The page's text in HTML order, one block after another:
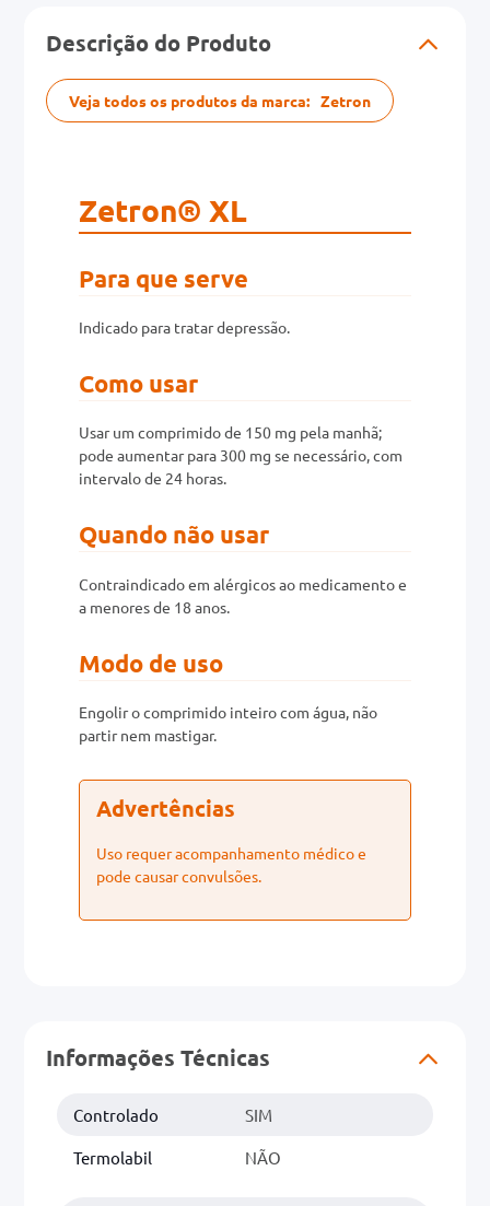
Descrição do Produto
Veja todos os produtos da marca: Zetron
Zetron® XL
Para que serve
Indicado para tratar depressão.
Como usar
Usar um comprimido de 150 mg pela manhã;
pode aumentar para 300 mg se necessário, com
intervalo de 24 horas.
Quando não usar
Contraindicado em alérgicos ao medicamento e
a menores de 18 anos.
Modo de uso
Engolir o comprimido inteiro com água, não
partir nem mastigar.
Advertências
Uso requer acompanhamento médico e
pode causar convulsões.
Informações Técnicas
Controlado SIM
Termolabil NÃO